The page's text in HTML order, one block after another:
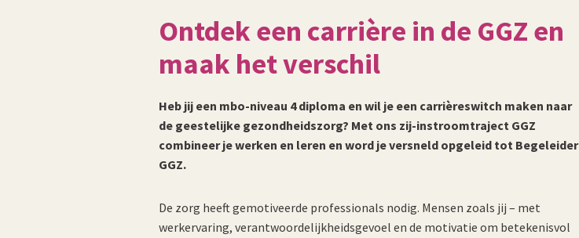
Ontdek een carrière in de GGZ en
maak het verschil
Heb jij een mbo-niveau 4 diploma en wil je een carrièreswitch maken naar
de geestelijke gezondheidszorg? Met ons zij-instroomtraject GGZ
combineer je werken en leren en word je versneld opgeleid tot Begeleider
GGZ.
De zorg heeft gemotiveerde professionals nodig. Mensen zoals jij – met
werkervaring, verantwoordelijkheidsgevoel en de motivatie om betekenisvol